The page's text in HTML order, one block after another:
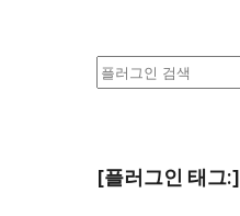
검
[플러그인 태그:]